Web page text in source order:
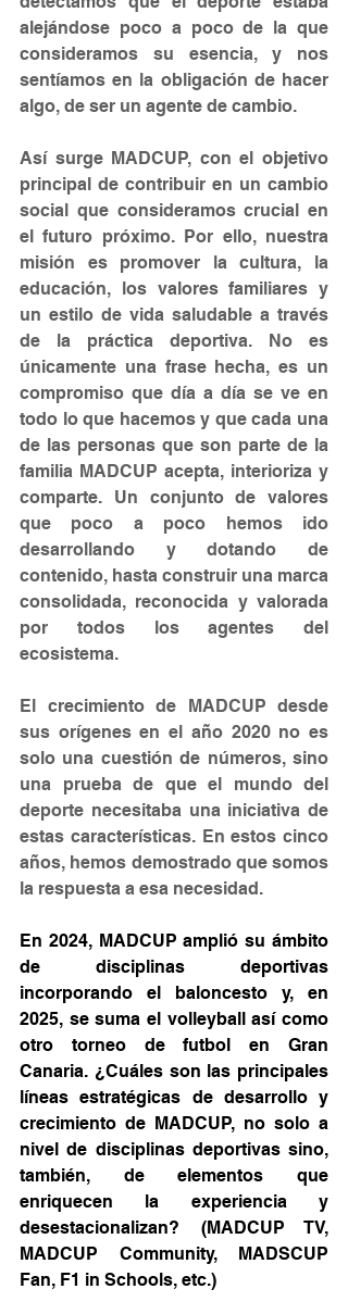
alejándose poco a poco de la que
consideramos su esencia, y nos
sentíamos en la obligación de hacer
algo, de ser un agente de cambio.
Así surge MADCUP, con el objetivo
principal de contribuir en un cambio
social que consideramos crucial en
el futuro próximo. Por ello, nuestra
misión es promover la cultura, la
educación, los valores familiares y
un estilo de vida saludable a través
de la práctica deportiva. No es
únicamente una frase hecha, es un
compromiso que día a día se ve en
todo lo que hacemos y que cada una
de las personas que son parte de la
familia MADCUP acepta, interioriza y
comparte. Un conjunto de valores
que poco a poco hemos ido
desarrollando y dotando de
contenido, hasta construir una marca
consolidada, reconocida y valorada
por todos los agentes del
ecosistema.
El crecimiento de MADCUP desde
sus orígenes en el año 2020 no es
solo una cuestión de números, sino
una prueba de que el mundo del
deporte necesitaba una iniciativa de
estas características. En estos cinco
años, hemos demostrado que somos
la respuesta a esa necesidad.
En 2024, MADCUP amplió su ámbito
de disciplinas deportivas
incorporando el baloncesto y, en
2025, se suma el volleyball así como
otro torneo de futbol en Gran
Canaria. ¿Cuáles son las principales
líneas estratégicas de desarrollo y
crecimiento de MADCUP, no solo a
nivel de disciplinas deportivas sino,
también, de elementos que
enriquecen la experiencia y
desestacionalizan? (MADCUP TV,
MADCUP Community, MADSCUP
Fan, F1 in Schools, etc.)